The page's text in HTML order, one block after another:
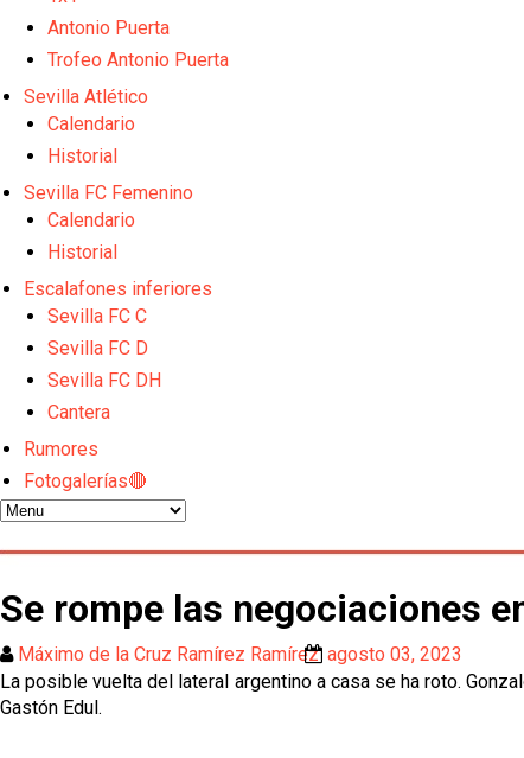
El Sevilla continúa con despidos y rechaza una
El Sevilla mueve ficha por Robbie Ure: la opción
El Sevilla C se queda en Tercera Federación
Antonio Puerta
Trofeo Antonio Puerta
Sevilla Atlético
Calendario
Historial
Sevilla FC Femenino
Calendario
Historial
Escalafones inferiores
Sevilla FC C
Sevilla FC D
Sevilla FC DH
Cantera
Rumores
Fotogalerías🔴
Se rompe las negociaciones
Máximo de la Cruz Ramírez Ramírez agosto 03, 2023
La posible vuelta del lateral argentino a casa se ha roto.
Gastón Edul.